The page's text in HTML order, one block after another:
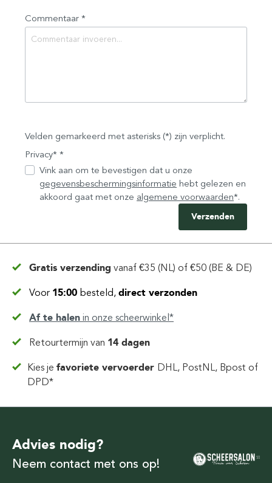
Commentaar *
Velden gemarkeerd met asterisks (*) zijn verplicht.
Privacy* *
Vink aan om te bevestigen dat u onze
gegevensbeschermingsinformatie hebt gelezen en
akkoord gaat met onze algemene voorwaarden*.
Verzenden
Gratis verzending vanaf €35 (NL) of €50 (BE & DE)
Voor 15:00 besteld, direct verzonden
Af te halen in onze scheerwinkel*
Retourtermijn van 14 dagen
Kies jefavoriete vervoerder DHL, PostNL, Bpost of
DPD*
Advies nodig?
Neem contact met ons op!